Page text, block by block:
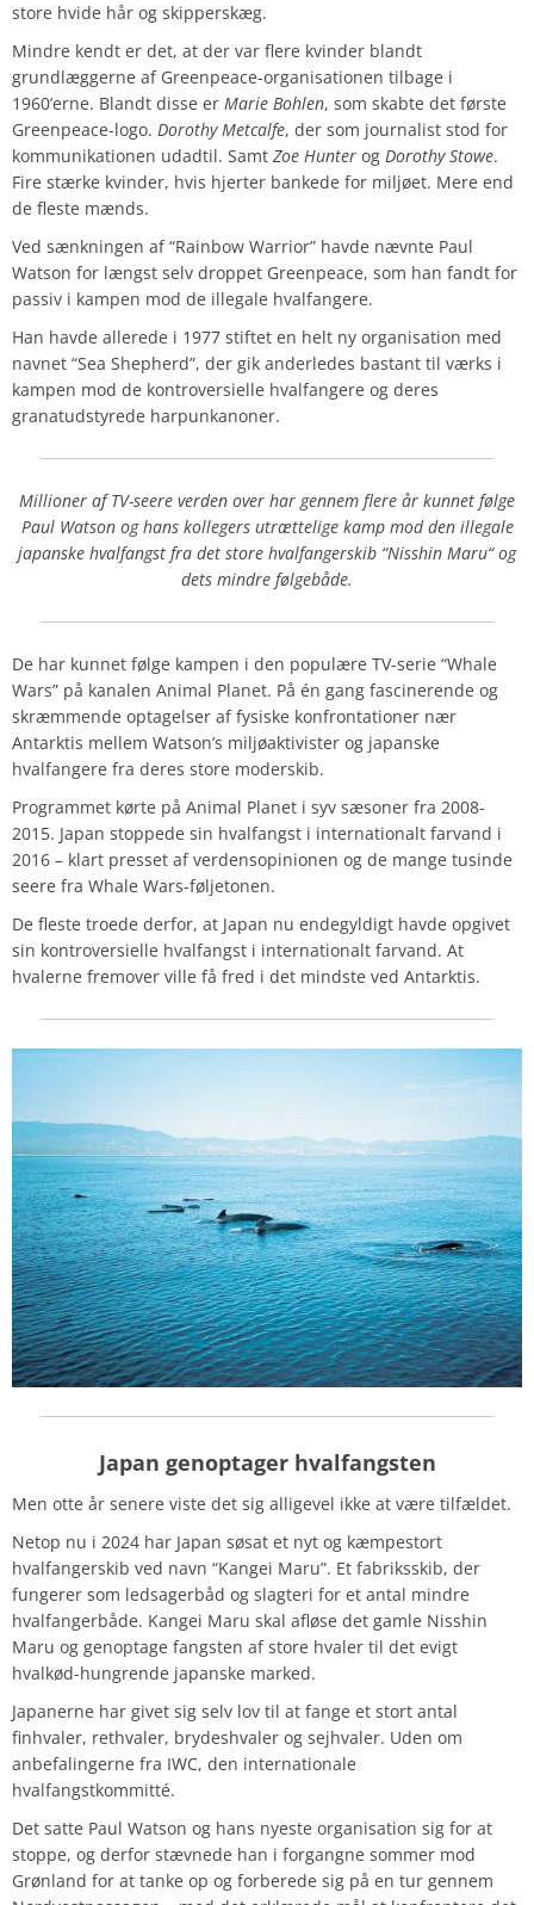
store hvide hår og skipperskæg.
Mindre kendt er det, at der var flere kvinder blandt
grundlæggerne af Greenpeace-organisationen tilbage i
1960’erne. Blandt disse er Marie Bohlen, som skabte det første
Greenpeace-logo. Dorothy Metcalfe, der som journalist stod for
kommunikationen udadtil. Samt Zoe Hunter og Dorothy Stowe.
Fire stærke kvinder, hvis hjerter bankede for miljøet. Mere end
de fleste mænds.
Ved sænkningen af “Rainbow Warrior” havde nævnte Paul
Watson for længst selv droppet Greenpeace, som han fandt for
passiv i kampen mod de illegale hvalfangere.
Han havde allerede i 1977 stiftet en helt ny organisation med
navnet “Sea Shepherd”, der gik anderledes bastant til værks i
kampen mod de kontroversielle hvalfangere og deres
granatudstyrede harpunkanoner.
Millioner af TV-seere verden over har gennem flere år kunnet følge
Paul Watson og hans kollegers utrættelige kamp mod den illegale
japanske hvalfangst fra det store hvalfangerskib “Nisshin Maru“ og
dets mindre følgebåde.
De har kunnet følge kampen i den populære TV-serie “Whale
Wars” på kanalen Animal Planet. På én gang fascinerende og
skræmmende optagelser af fysiske konfrontationer nær
Antarktis mellem Watson’s miljøaktivister og japanske
hvalfangere fra deres store moderskib.
Programmet kørte på Animal Planet i syv sæsoner fra 2008-
2015. Japan stoppede sin hvalfangst i internationalt farvand i
2016 – klart presset af verdensopinionen og de mange tusinde
seere fra Whale Wars-føljetonen.
De fleste troede derfor, at Japan nu endegyldigt havde opgivet
sin kontroversielle hvalfangst i internationalt farvand. At
hvalerne fremover ville få fred i det mindste ved Antarktis.
Japan genoptager hvalfangsten
Men otte år senere viste det sig alligevel ikke at være tilfældet.
Netop nu i 2024 har Japan søsat et nyt og kæmpestort
hvalfangerskib ved navn “Kangei Maru”. Et fabriksskib, der
fungerer som ledsagerbåd og slagteri for et antal mindre
hvalfangerbåde. Kangei Maru skal afløse det gamle Nisshin
Maru og genoptage fangsten af store hvaler til det evigt
hvalkød-hungrende japanske marked.
Japanerne har givet sig selv lov til at fange et stort antal
finhvaler, rethvaler, brydeshvaler og sejhvaler. Uden om
anbefalingerne fra IWC, den internationale
hvalfangstkommitté.
Det satte Paul Watson og hans nyeste organisation sig for at
stoppe, og derfor stævnede han i forgangne sommer mod
Grønland for at tanke op og forberede sig på en tur gennem